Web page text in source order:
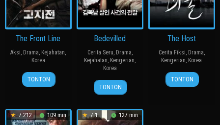
The Front Line
Aksi, Drama, Kejahatan,
Korea
20
Jul
장
훈
TONTON
Bedevilled
Cerita Seru, Drama,
Kejahatan, Kengerian,
Korea
19
Aug
장
철
TONTON
The Host
Cerita Fiksi, Drama,
Kengerian, Korea
27
Jul
봉
준
TONTON
7.212 109 min 7.1 127 min